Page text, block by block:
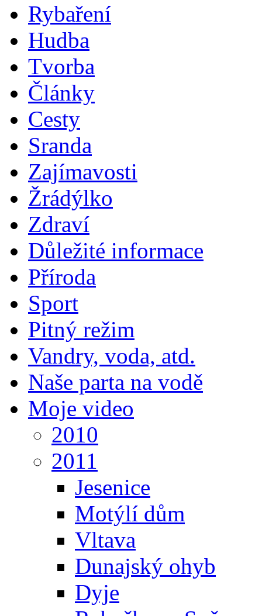
Rybaření
Hudba
Tvorba
Články
Cesty
Sranda
Zajímavosti
Žrádýlko
Zdraví
Důležité informace
Příroda
Sport
Pitný režim
Vandry, voda, atd.
Naše parta na vodě
Moje video
2010
2011
Jesenice
Motýlí dům
Vltava
Dunajský ohyb
Dyje